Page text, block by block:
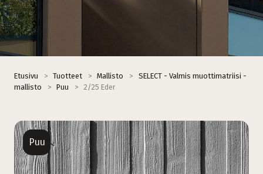
Etusivu > Tuotteet > Mallisto >
SELECT - Valmis muottimatriisi -
mallisto
> Puu > 2/25 Eder
Puu